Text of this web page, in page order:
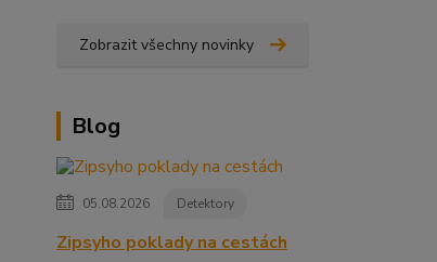
Zobrazit všechny novinky
Blog
05.08.2026 Detektory
Zipsyho poklady na cestách